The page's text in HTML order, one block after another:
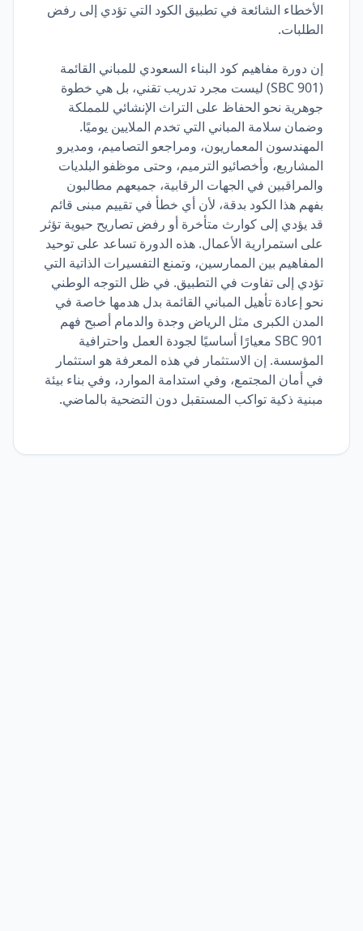
الأخطاء الشائعة في تطبيق الكود التي تؤدي إلى رفض
الطلبات.
إن دورة مفاهيم كود البناء السعودي للمباني القائمة
(SBC 901) ليست مجرد تدريب تقني، بل هي خطوة
جوهرية نحو الحفاظ على التراث الإنشائي للمملكة
وضمان سلامة المباني التي تخدم الملايين يوميًا.
المهندسون المعماريون، ومراجعو التصاميم، ومديرو
المشاريع، وأخصائيو الترميم، وحتى موظفو البلديات
والمراقبين في الجهات الرقابية، جميعهم مطالبون
بفهم هذا الكود بدقة، لأن أي خطأ في تقييم مبنى قائم
قد يؤدي إلى كوارث متأخرة أو رفض تصاريح حيوية تؤثر
على استمرارية الأعمال. هذه الدورة تساعد على توحيد
المفاهيم بين الممارسين، وتمنع التفسيرات الذاتية التي
تؤدي إلى تفاوت في التطبيق. في ظل التوجه الوطني
نحو إعادة تأهيل المباني القائمة بدل هدمها خاصة في
المدن الكبرى مثل الرياض وجدة والدمام أصبح فهم
SBC 901 معيارًا أساسيًا لجودة العمل واحترافية
المؤسسة. إن الاستثمار في هذه المعرفة هو استثمار
في أمان المجتمع، وفي استدامة الموارد، وفي بناء بيئة
مبنية ذكية تواكب المستقبل دون التضحية بالماضي.